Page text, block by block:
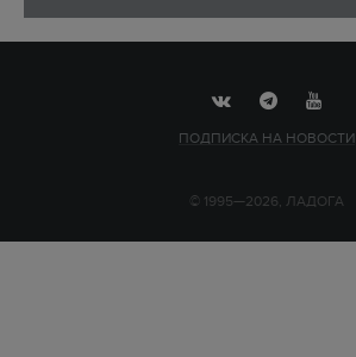
ПОДПИСКА НА НОВОСТИ
© 1995—2026, ЛАДОГА